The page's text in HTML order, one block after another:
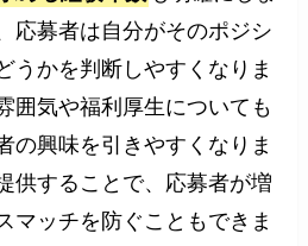
応募者は自分がそのポジシ
うかを判断しやすくなりま
囲気や福利厚生についても
の興味を引きやすくなりま
供することで、応募者が増
マッチを防ぐこともできま